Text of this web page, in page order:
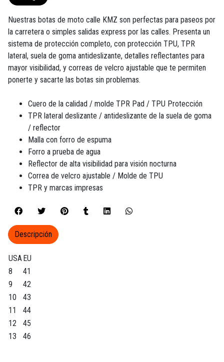
Nuestras botas de moto calle KMZ son perfectas para paseos por
la carretera o simples salidas express por las calles. Presenta un
sistema de protección completo, con protección TPU, TPR
lateral, suela de goma antideslizante, detalles reflectantes para
mayor visibilidad, y correas de velcro ajustable que te permiten
ponerte y sacarte las botas sin problemas.
Cuero de la calidad / molde TPR Pad / TPU Protección
TPR lateral deslizante / antideslizante de la suela de goma
/ reflector
Malla con forro de espuma
Forro a prueba de agua
Reflector de alta visibilidad para visión nocturna
Correa de velcro ajustable / Molde de TPU
TPR y marcas impresas
USA EU
8
41
9
42
10
43
11
44
12
45
13
46
Descripción